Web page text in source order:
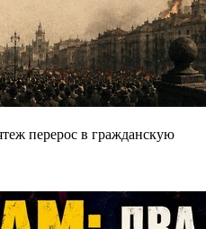
перерос в гражданскую